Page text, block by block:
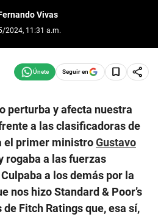
Vivas
2024, 11:31 a.m.
Seguir en
perturba y afecta nuestra
a las clasificadoras de
el primer ministroGustavo
rogaba a las fuerzas
a los demás por la
nos hizo Standard & Poor’s
Fitch Ratings que, esa sí,